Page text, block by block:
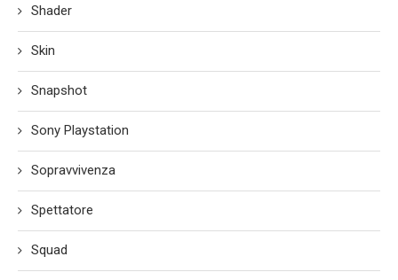
Shader
Skin
Snapshot
Sony Playstation
Sopravvivenza
Spettatore
Squad